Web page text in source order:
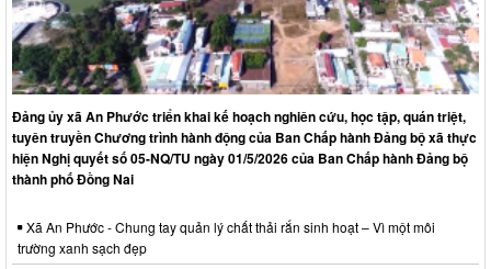
Đảng ủy xã An Phước triển khai kế hoạch nghiên cứu, học tập, quán triệt,
tuyên truyền Chương trình hành động của Ban Chấp hành Đảng bộ xã thực
hiện Nghị quyết số 05-NQ/TU ngày 01/5/2026 của Ban Chấp hành Đảng bộ
thành phố Đồng Nai
Xã An Phước - Chung tay quản lý chất thải rắn sinh hoạt – Vì một môi
trường xanh sạch đẹp